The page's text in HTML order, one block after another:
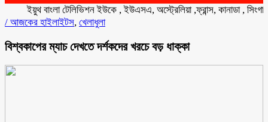
ইয়ুথ বাংলা টেলিভিশন ইউকে , ইউএসএ, অস্ট্রেলিয়া ,ফ্রান্স, কানাডা , সিংগাপুর ,
/ আজকের হাইলাইটস, খেলাধুলা
বিশ্বকাপের ম্যাচ দেখতে দর্শকদের খরচে বড় ধাক্কা